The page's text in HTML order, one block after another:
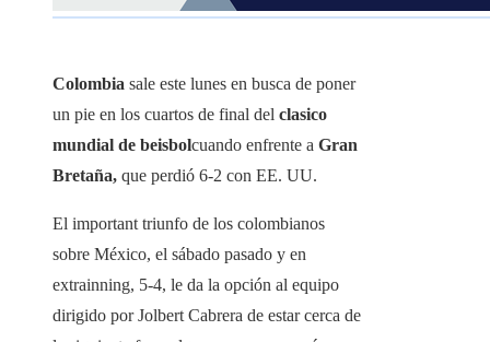
Colombia sale este lunes en busca de poner
un pie en los cuartos de final del clasico
mundial de beisbolcuando enfrente a Gran
Bretaña, que perdió 6-2 con EE. UU.
El important triunfo de los colombianos
sobre México, el sábado pasado y en
extrainning, 5-4, le da la opción al equipo
dirigido por Jolbert Cabrera de estar cerca de